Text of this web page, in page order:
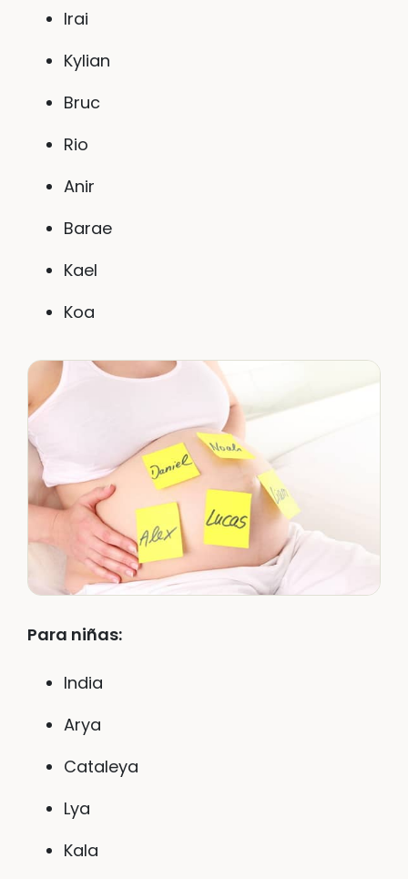
Irai
Kylian
Bruc
Rio
Anir
Barae
Kael
Koa
Para niñas:
India
Arya
Cataleya
Lya
Kala